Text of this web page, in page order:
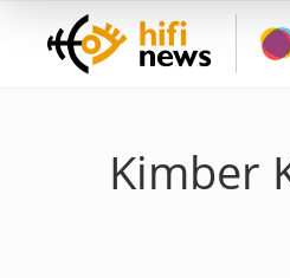
Kimber